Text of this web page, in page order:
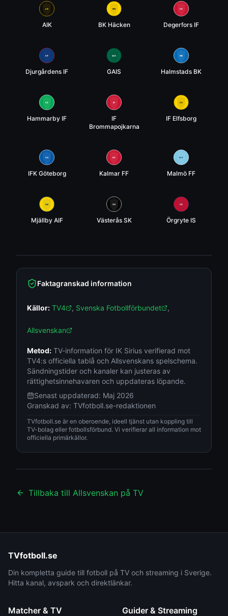
AIK
AIK
BKH
BK Häcken
DIF
Degerfors IF
DIF
Djurgårdens IF
GAIS
GAIS
HBK
Halmstads BK
HIF
Hammarby IF
BP
IF
Brommapojkarna
IFE
IF Elfsborg
IFK
IFK Göteborg
KFF
Kalmar FF
MFF
Malmö FF
MAI
Mjällby AIF
VSK
Västerås SK
ÖIS
Örgryte IS
Faktagranskad information
Källor: TV4 , Svenska Fotbollförbundet ,
Allsvenskan
Metod: TV-information för IK Sirius verifierad mot
TV4:s officiella tablå och Allsvenskans spelschema.
Sändningstider och kanaler kan justeras av
rättighetsinnehavaren och uppdateras löpande.
Senast uppdaterad: Maj 2026
Granskad av: TVfotboll.se-redaktionen
TVfotboll.se är en oberoende, ideell tjänst utan koppling till
TV-bolag eller fotbollsförbund. Vi verifierar all information mot
officiella primärkällor.
Tillbaka till Allsvenskan på TV
TVfotboll.se
Din kompletta guide till fotboll på TV och streaming i Sverige.
Hitta kanal, avspark och direktlänkar.
Matcher & TV Guider & Streaming